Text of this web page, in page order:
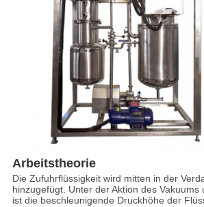
Arbeitstheorie
Die Zufuhrflüssigkeit wird mitten in der
hinzugefügt. Unter der Aktion des Vakuums
ist die beschleunigende Druckhöhe der